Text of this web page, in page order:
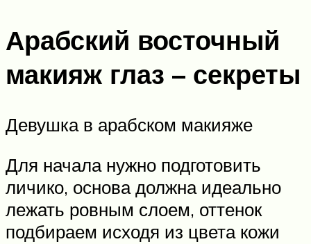
Арабский восточный
макияж глаз – секреты
Девушка в арабском макияже
Для начала нужно подготовить
личико, основа должна идеально
лежать ровным слоем, оттенок
подбираем исходя из цвета кожи